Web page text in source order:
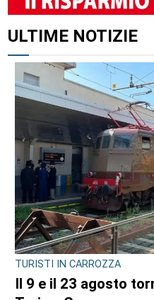
ALTRI ARTICOLI DI
CRONACA
Ciclisti travolti a